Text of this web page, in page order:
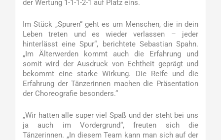
der Wertung 1-1-1-2-1 auf Platz eins.
Im Stück „Spuren“ geht es um Menschen, die in dein
Leben treten und es wieder verlassen – jeder
hinterlässt eine Spur“, berichtete Sebastian Spahn.
„Im Älterwerden kommt auch die Erfahrung und
somit wird der Ausdruck von Echtheit geprägt und
bekommt eine starke Wirkung. Die Reife und die
Erfahrung der Tänzerinnen machen die Präsentation
der Choreografie besonders.“
„Wir hatten alle super viel Spaß und der steht bei uns
ja auch im Vordergrund“, freuten sich die
Tänzerinnen. „In diesem Team kann man sich auf der